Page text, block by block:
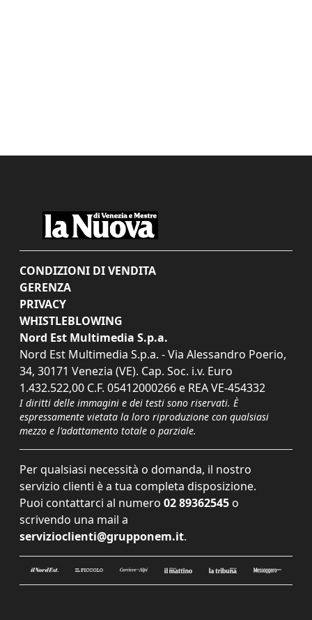
CONDIZIONI DI VENDITA
GERENZA
PRIVACY
WHISTLEBLOWING
Nord Est Multimedia S.p.a.
Nord Est Multimedia S.p.a. - Via Alessandro Poerio,
34, 30171 Venezia (VE). Cap. Soc. i.v. Euro
1.432.522,00 C.F. 05412000266 e REA VE-454332
I diritti delle immagini e dei testi sono riservati. È
espressamente vietata la loro riproduzione con qualsiasi
mezzo e l'adattamento totale o parziale.
Per qualsiasi necessità o domanda, il nostro
servizio clienti è a tua completa disposizione.
Puoi contattarci al numero 02 89362545 o
scrivendo una mail a
servizioclienti@grupponem.it.